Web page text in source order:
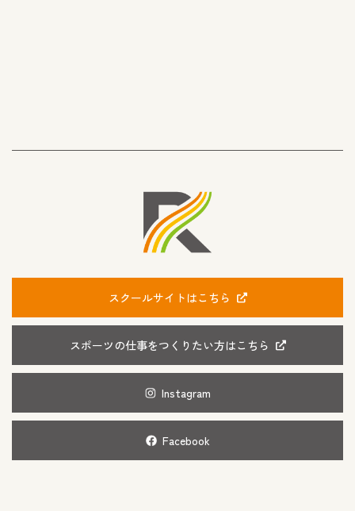
スクールサイトはこちら
スポーツの仕事をつくりたい方はこちら
Instagram
Facebook